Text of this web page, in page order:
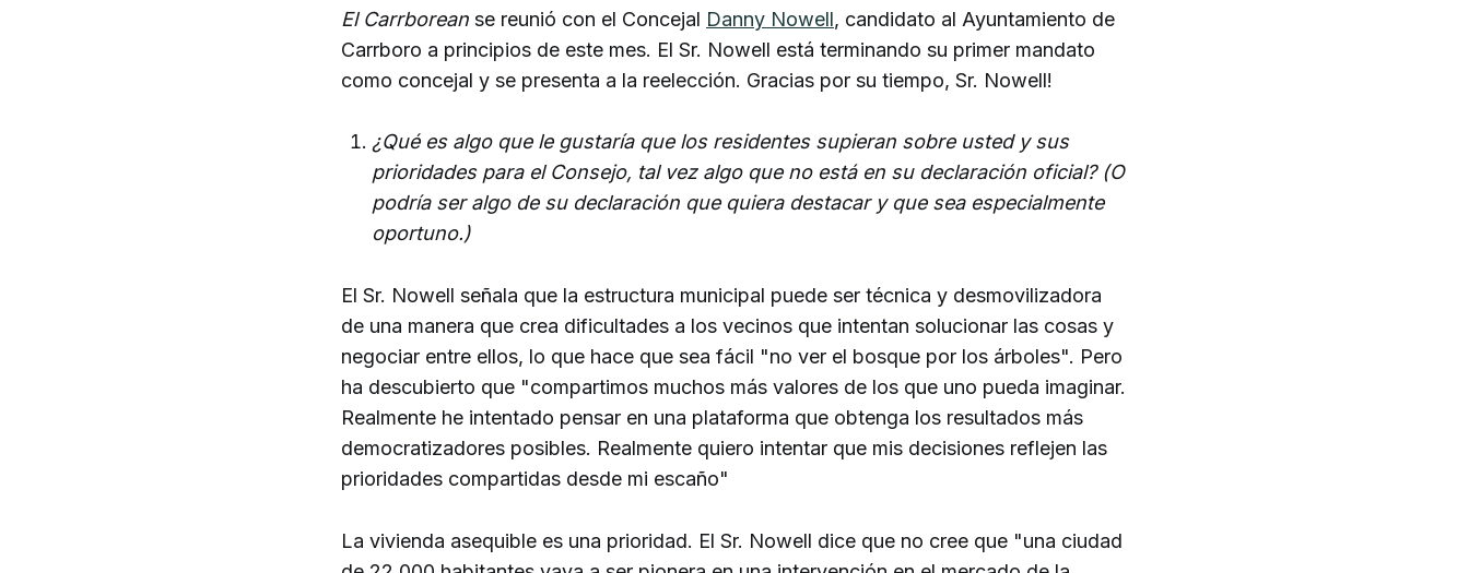
El Carrborean se reunió con el Concejal Danny Nowell, candidato al Ayuntamiento de
Carrboro a principios de este mes. El Sr. Nowell está terminando su primer mandato
como concejal y se presenta a la reelección. Gracias por su tiempo, Sr. Nowell!
¿Qué es algo que le gustaría que los residentes supieran sobre usted y sus
prioridades para el Consejo, tal vez algo que no está en su declaración oficial? (O
podría ser algo de su declaración que quiera destacar y que sea especialmente
oportuno.)
El Sr. Nowell señala que la estructura municipal puede ser técnica y desmovilizadora
de una manera que crea dificultades a los vecinos que intentan solucionar las cosas y
negociar entre ellos, lo que hace que sea fácil "no ver el bosque por los árboles". Pero
ha descubierto que "compartimos muchos más valores de los que uno pueda imaginar.
Realmente he intentado pensar en una plataforma que obtenga los resultados más
democratizadores posibles. Realmente quiero intentar que mis decisiones reflejen las
prioridades compartidas desde mi escaño"
La vivienda asequible es una prioridad. El Sr. Nowell dice que no cree que "una ciudad